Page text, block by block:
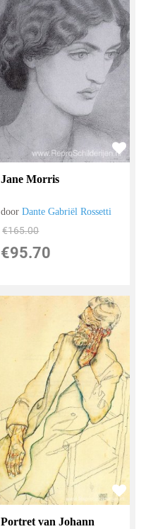
Jane Morris
doorDante Gabriël Rossetti
€165.00
€95.70
Portret van Johann